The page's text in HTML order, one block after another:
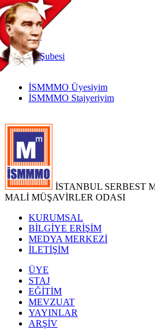
TR
|
EN
İnternetŞubesi
İSMMMO Üyesiyim
İSMMMO Stajyeriyim
İSTANBUL SERBEST
MALİ MÜŞAVİRLER ODASI
KURUMSAL
BİLGİYE ERİŞİM
MEDYA MERKEZİ
İLETİŞİM
ÜYE
STAJ
EĞİTİM
MEVZUAT
YAYINLAR
ARŞİV